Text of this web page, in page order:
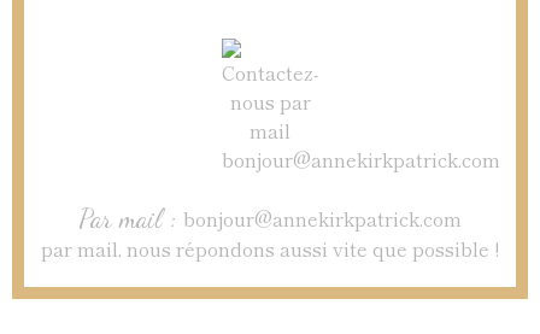
Par mail : bonjour@annekirkpatrick.com
par mail, nous répondons aussi vite que possible !